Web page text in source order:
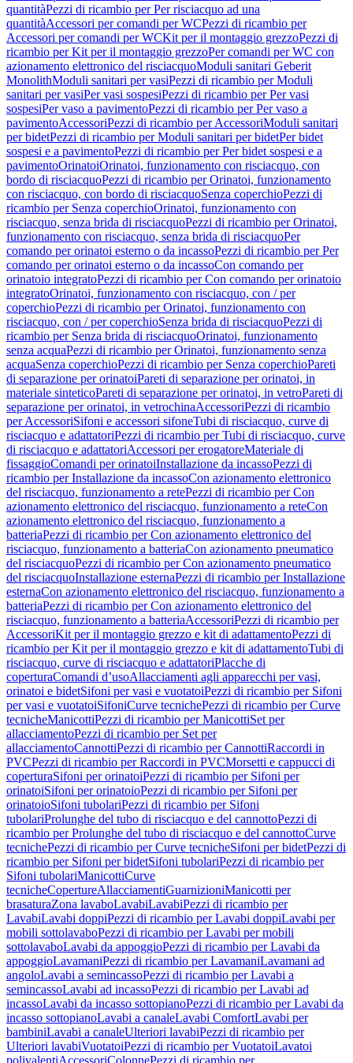
quantitàPezzi di ricambio per Per risciacquo ad una
quantitàAccessori per comandi per WCPezzi di ricambio per
Accessori per comandi per WCKit per il montaggio grezzoPezzi di
ricambio per Kit per il montaggio grezzoPer comandi per WC con
azionamento elettronico del risciacquoModuli sanitari Geberit
MonolithModuli sanitari per vasiPezzi di ricambio per Moduli
sanitari per vasiPer vasi sospesiPezzi di ricambio per Per vasi
sospesiPer vaso a pavimentoPezzi di ricambio per Per vaso a
pavimentoAccessoriPezzi di ricambio per AccessoriModuli sanitari
per bidetPezzi di ricambio per Moduli sanitari per bidetPer bidet
sospesi e a pavimentoPezzi di ricambio per Per bidet sospesi e a
pavimentoOrinatoiOrinatoi, funzionamento con risciacquo, con
bordo di risciacquoPezzi di ricambio per Orinatoi, funzionamento
con risciacquo, con bordo di risciacquoSenza coperchioPezzi di
ricambio per Senza coperchioOrinatoi, funzionamento con
risciacquo, senza brida di risciacquoPezzi di ricambio per Orinatoi,
funzionamento con risciacquo, senza brida di risciacquoPer
comando per orinatoi esterno o da incassoPezzi di ricambio per Per
comando per orinatoi esterno o da incassoCon comando per
orinatoio integratoPezzi di ricambio per Con comando per orinatoio
integratoOrinatoi, funzionamento con risciacquo, con / per
coperchioPezzi di ricambio per Orinatoi, funzionamento con
risciacquo, con / per coperchioSenza brida di risciacquoPezzi di
ricambio per Senza brida di risciacquoOrinatoi, funzionamento
senza acquaPezzi di ricambio per Orinatoi, funzionamento senza
acquaSenza coperchioPezzi di ricambio per Senza coperchioPareti
di separazione per orinatoiPareti di separazione per orinatoi, in
materiale sinteticoPareti di separazione per orinatoi, in vetroPareti di
separazione per orinatoi, in vetrochinaAccessoriPezzi di ricambio
per AccessoriSifoni e accessori sifoneTubi di risciacquo, curve di
risciacquo e adattatoriPezzi di ricambio per Tubi di risciacquo, curve
di risciacquo e adattatoriAccessori per erogatoreMateriale di
fissaggioComandi per orinatoiInstallazione da incassoPezzi di
ricambio per Installazione da incassoCon azionamento elettronico
del risciacquo, funzionamento a retePezzi di ricambio per Con
azionamento elettronico del risciacquo, funzionamento a reteCon
azionamento elettronico del risciacquo, funzionamento a
batteriaPezzi di ricambio per Con azionamento elettronico del
risciacquo, funzionamento a batteriaCon azionamento pneumatico
del risciacquoPezzi di ricambio per Con azionamento pneumatico
del risciacquoInstallazione esternaPezzi di ricambio per Installazione
esternaCon azionamento elettronico del risciacquo, funzionamento a
batteriaPezzi di ricambio per Con azionamento elettronico del
risciacquo, funzionamento a batteriaAccessoriPezzi di ricambio per
AccessoriKit per il montaggio grezzo e kit di adattamentoPezzi di
ricambio per Kit per il montaggio grezzo e kit di adattamentoTubi di
risciacquo, curve di risciacquo e adattatoriPlacche di
coperturaComandi d’usoAllacciamenti agli apparecchi per vasi,
orinatoi e bidetSifoni per vasi e vuotatoiPezzi di ricambio per Sifoni
per vasi e vuotatoiSifoniCurve tecnichePezzi di ricambio per Curve
tecnicheManicottiPezzi di ricambio per ManicottiSet per
allacciamentoPezzi di ricambio per Set per
allacciamentoCannottiPezzi di ricambio per CannottiRaccordi in
PVCPezzi di ricambio per Raccordi in PVCMorsetti e cappucci di
coperturaSifoni per orinatoiPezzi di ricambio per Sifoni per
orinatoiSifoni per orinatoioPezzi di ricambio per Sifoni per
orinatoioSifoni tubolariPezzi di ricambio per Sifoni
tubolariProlunghe del tubo di risciacquo e del cannottoPezzi di
ricambio per Prolunghe del tubo di risciacquo e del cannottoCurve
tecnichePezzi di ricambio per Curve tecnicheSifoni per bidetPezzi di
ricambio per Sifoni per bidetSifoni tubolariPezzi di ricambio per
Sifoni tubolariManicottiCurve
tecnicheCopertureAllacciamentiGuarnizioniManicotti per
brasaturaZona lavaboLavabiLavabiPezzi di ricambio per
LavabiLavabi doppiPezzi di ricambio per Lavabi doppiLavabi per
mobili sottolavaboPezzi di ricambio per Lavabi per mobili
sottolavaboLavabi da appoggioPezzi di ricambio per Lavabi da
appoggioLavamaniPezzi di ricambio per LavamaniLavamani ad
angoloLavabi a semincassoPezzi di ricambio per Lavabi a
semincassoLavabi ad incassoPezzi di ricambio per Lavabi ad
incassoLavabi da incasso sottopianoPezzi di ricambio per Lavabi da
incasso sottopianoLavabi a canaleLavabi ComfortLavabi per
bambiniLavabi a canaleUlteriori lavabiPezzi di ricambio per
Ulteriori lavabiVuotatoiPezzi di ricambio per VuotatoiLavatoi
polivalentiAccessoriColonnePezzi di ricambio per